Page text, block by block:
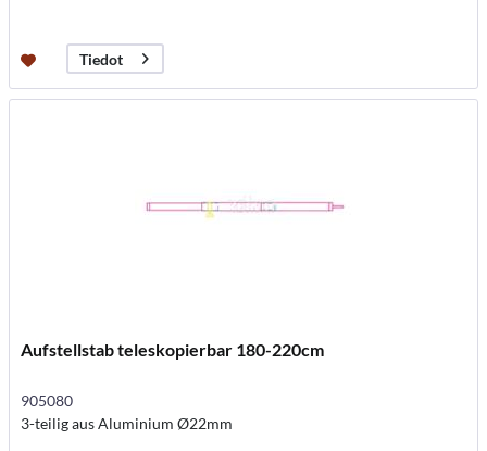
Tiedot
Aufstellstab teleskopierbar 180-220cm
905080
3-teilig aus Aluminium Ø22mm